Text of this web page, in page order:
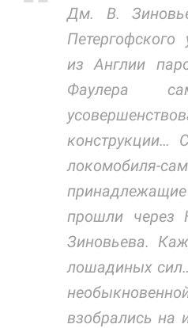
Дм. В.
из Англии
Фаулера
конструкции…
локомобиля-
прошли через
Зиновьева.
лошадиных
взобрались на